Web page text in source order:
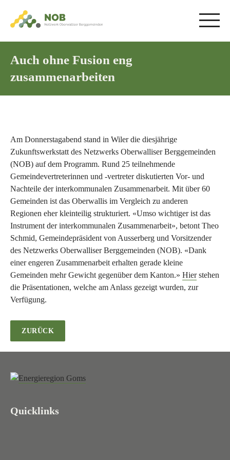
Auch ohne Fusion eng
zusammenarbeiten
Am Donnerstagabend stand in Wiler die diesjährige
Zukunftswerkstatt des Netzwerks Oberwalliser Berggemeinden
(NOB) auf dem Programm. Rund 25 teilnehmende
Gemeindevertreterinnen und -vertreter diskutierten Vor- und
Nachteile der interkommunalen Zusammenarbeit. Mit über 60
Gemeinden ist das Oberwallis im Vergleich zu anderen
Regionen eher kleinteilig strukturiert. «Umso wichtiger ist das
Instrument der interkommunalen Zusammenarbeit», betont Theo
Schmid, Gemeindepräsident von Ausserberg und Vorsitzender
des Netzwerks Oberwalliser Berggemeinden (NOB). «Dank
einer engeren Zusammenarbeit erhalten gerade kleine
Gemeinden mehr Gewicht gegenüber dem Kanton.» Hierstehen
die Präsentationen, welche am Anlass gezeigt wurden, zur
Verfügung.
ZURÜCK
Quicklinks